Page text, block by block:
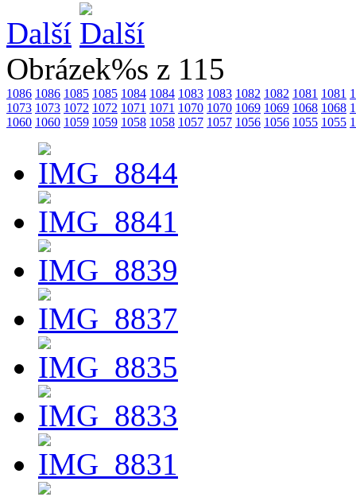
Další
Obrázek%s z 115
1086 1086 1085 1085 1084 1084 1083 1083 1082 1082 1081 1081
1073 1073 1072 1072 1071 1071 1070 1070 1069 1069 1068 1068
1060 1060 1059 1059 1058 1058 1057 1057 1056 1056 1055 1055